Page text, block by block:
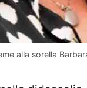
alla sorella